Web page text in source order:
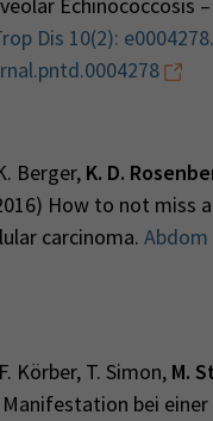
Dis 10(2): e0004278.
Berger, K. D.
How to not miss
carcinoma. Abdom
Körber, T. Simon, M.
bei